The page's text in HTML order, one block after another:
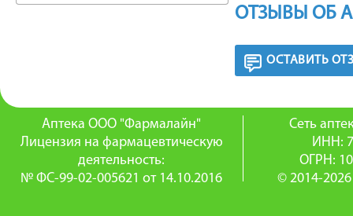
ОТЗЫВЫ ОБ
ОСТАВИТЬ
Аптека ООО "Фармалайн"
Лицензия на фармацевтическую
деятельность:
№ ФС-99-02-005621 от 14.10.2016
Сеть
ИНН:
ОГРН:
© 2014-